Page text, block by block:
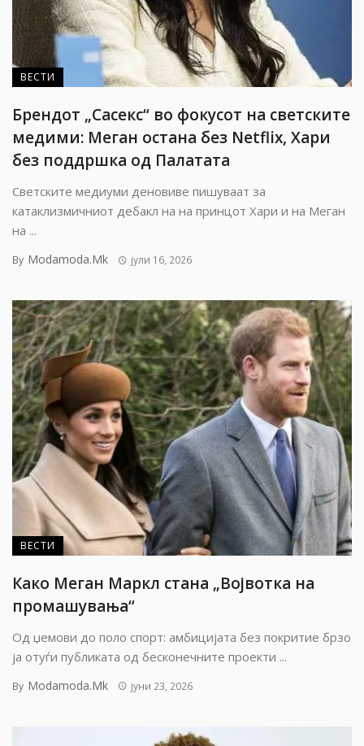
ВЕСТИ
Брендот „Сасекс“ во фокусот на светските
медими: Меган остана без Netflix, Хари
без поддршка од Палатата
Светските медиуми деновиве пишуваат за
катаклизмичниот дебакл на на принцот Хари и на Меган
на ...
By Modamoda.mk јули 16, 2026
ВЕСТИ
Како Меган Маркл стана „Војвотка на
промашувања“
Од џемови до поло спорт: амбицијата без покритие брзо
ја отуѓи публиката од бесконечните проекти ...
By Modamoda.mk јуни 23, 2026